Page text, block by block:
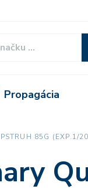
Propagácia
85G (EXP.1/